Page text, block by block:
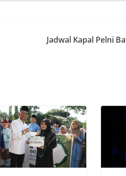
Jadwal Kapal Pelni